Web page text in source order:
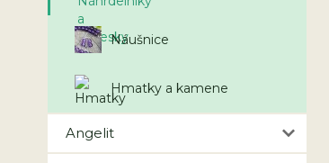
Náušnice
Hmatky a kamene
Angelit